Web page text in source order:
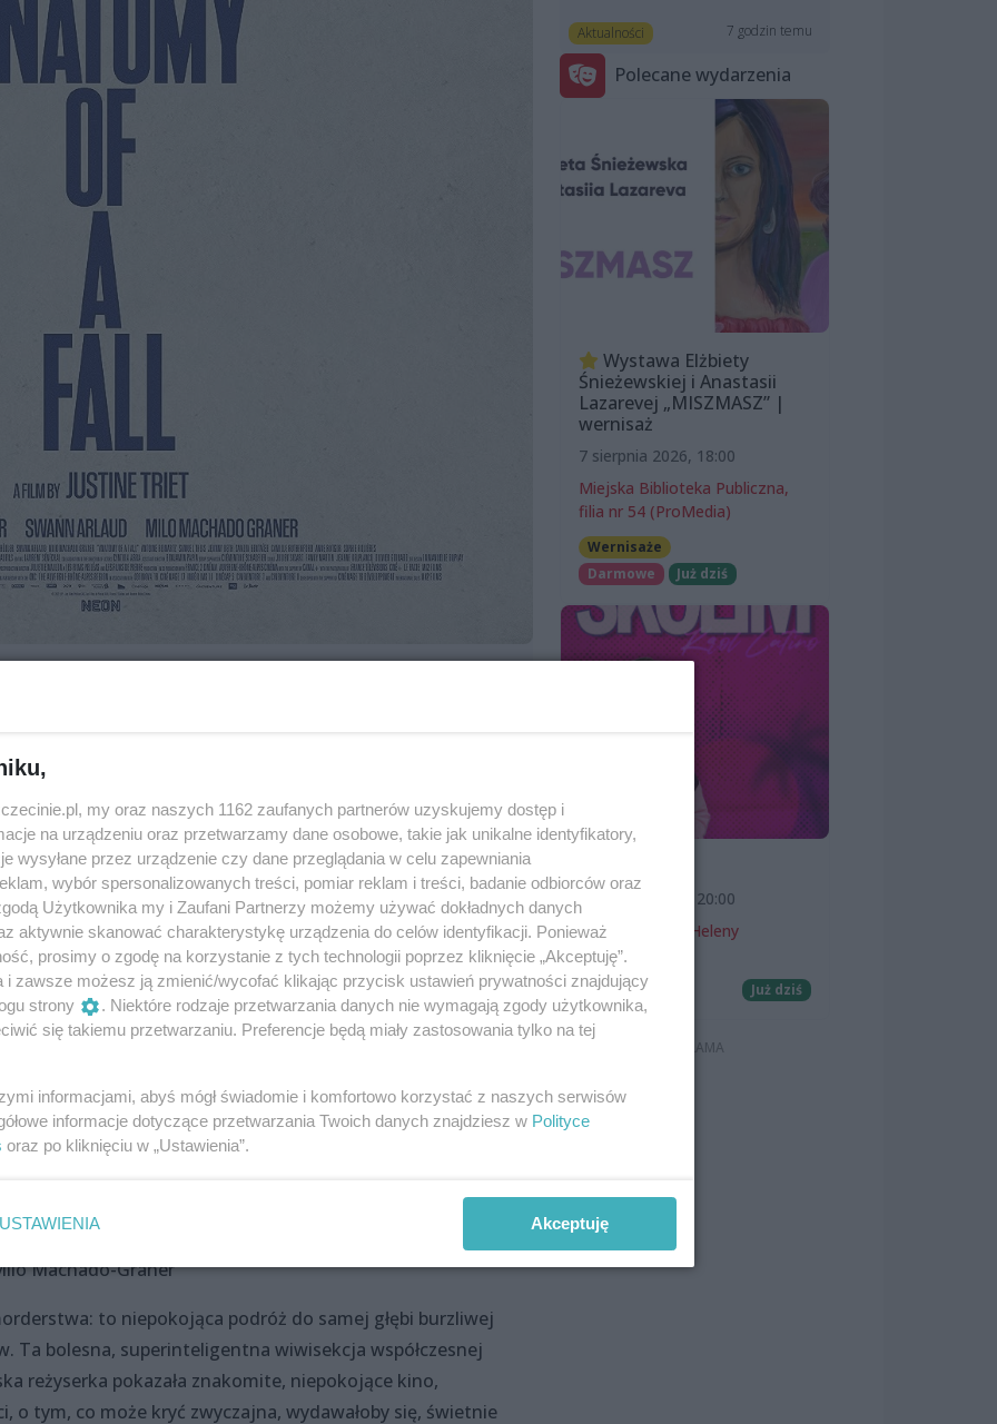
Złotą Palmą w Cannes mistrzowski
odpowiedzi na pytanie „czy zabiła?”
intrygę rodem z „Zaginionej dziewczyny”
Machado-Graner
to niepokojąca podróż do samej głębi burzliwej
Ta bolesna, superinteligentna wiwisekcja współczesnej
reżyserka pokazała znakomite, niepokojące kino,
o tym, co może kryć zwyczajna, wydawałoby się, świetnie
Aktualności 7 godzin temu
Polecane wydarzenia
Wystawa Elżbiety
Śnieżewskiej i Anastasii
Lazarevej „MISZMASZ” |
wernisaż
7 sierpnia 2026, 18:00
Miejska Biblioteka Publiczna,
filia nr 54 (ProMedia)
Wernisaże
Darmowe
Już dziś
7 sierpnia 2026, 20:00
Teatr Letni im. Heleny
Majdaniec
Koncerty Już dziś
my oraz naszych 1162 zaufanych partnerów uzyskujemy dostęp i
na urządzeniu oraz przetwarzamy dane osobowe, takie jak unikalne identyfikatory,
wysyłane przez urządzenie czy dane przeglądania w celu zapewniania
wybór spersonalizowanych treści, pomiar reklam i treści, badanie odbiorców oraz
Użytkownika my i Zaufani Partnerzy możemy używać dokładnych danych
aktywnie skanować charakterystykę urządzenia do celów identyfikacji. Ponieważ
prosimy o zgodę na korzystanie z tych technologii poprzez kliknięcie „Akceptuję”.
i zawsze możesz ją zmienić/wycofać klikając przycisk ustawień prywatności znajdujący
strony
. Niektóre rodzaje przetwarzania danych nie wymagają zgody użytkownika,
się takiemu przetwarzaniu. Preferencje będą miały zastosowania tylko na tej
informacjami, abyś mógł świadomie i komfortowo korzystać z naszych serwisów
informacje dotyczące przetwarzania Twoich danych znajdziesz w Polityce
oraz po kliknięciu w „Ustawienia”.
USTAWIENIA Akceptuję